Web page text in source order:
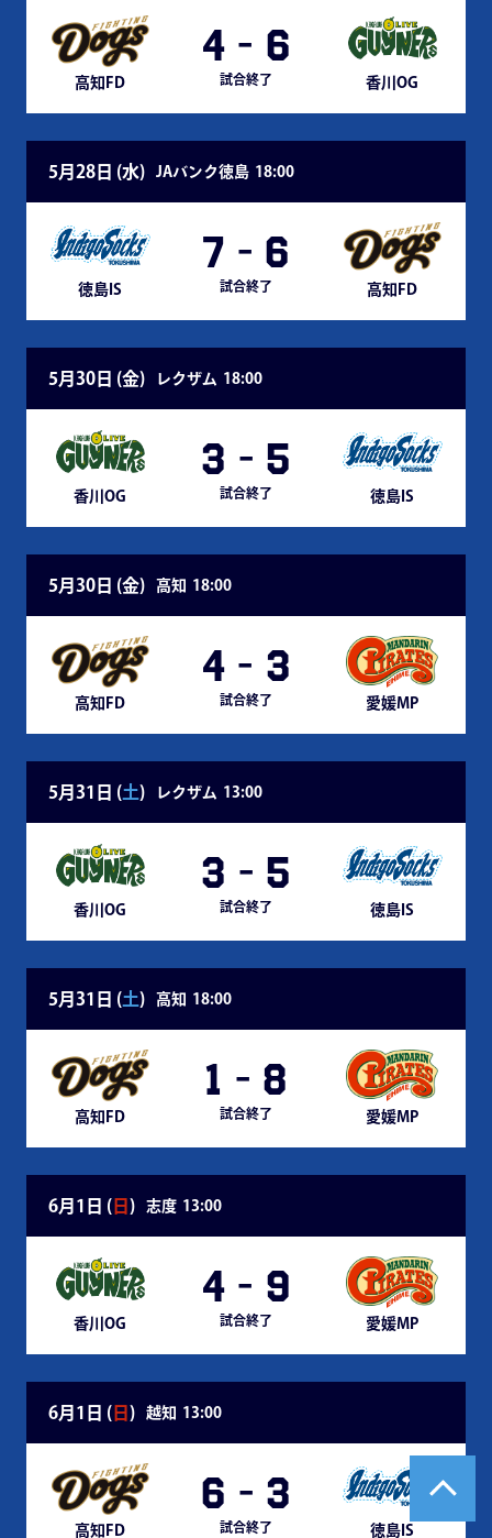
高知FD
4 - 6
試合終了 香川OG
5月28日 (水) JAバンク徳島 18:00
徳島IS
7 - 6
試合終了 高知FD
5月30日 (金) レクザム 18:00
香川OG
3 - 5
試合終了 徳島IS
5月30日 (金) 高知 18:00
高知FD
4 - 3
試合終了 愛媛MP
5月31日 (土) レクザム 13:00
香川OG
3 - 5
試合終了 徳島IS
5月31日 (土) 高知 18:00
高知FD
1 - 8
試合終了 愛媛MP
6月1日 ( 日 ) 志度 13:00
香川OG
4 - 9
試合終了 愛媛MP
6月1日 ( 日 ) 越知 13:00
高知FD
6 - 3
試合終了 徳島IS